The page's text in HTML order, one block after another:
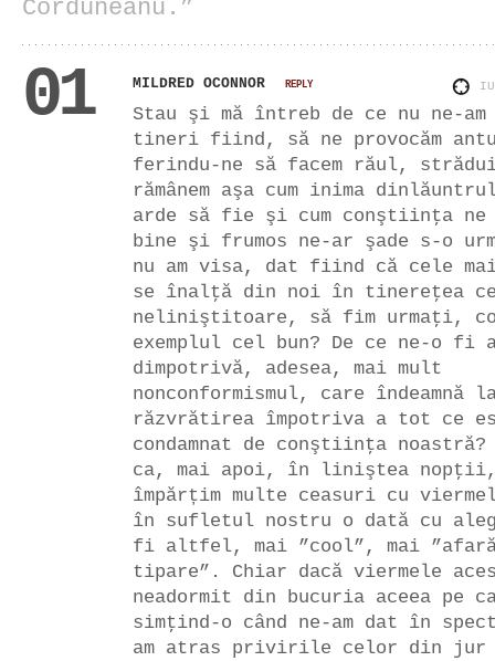
Corduneanu.”
01 MILDRED OCONNOR REPLY
Stau şi mă întreb de ce nu ne-
tineri fiind, să ne provocăm
ferindu-ne să facem răul,
rămânem aşa cum inima
arde să fie şi cum conştiinţa ne
bine şi frumos ne-ar şade s-o
nu am visa, dat fiind că cele
se înalţă din noi în tinereţea
neliniştitoare, să fim urmaţi,
exemplul cel bun? De ce ne-o fi
dimpotrivă, adesea, mai mult
nonconformismul, care îndeamnă
răzvrătirea împotriva a tot ce
condamnat de conştiinţa
ca, mai apoi, în liniştea
împărțim multe ceasuri cu
în sufletul nostru o dată cu
fi altfel, mai ”cool”, mai
tipare”. Chiar dacă viermele
neadormit din bucuria aceea pe
simţind-o când ne-am dat în
am atras privirile celor din jur